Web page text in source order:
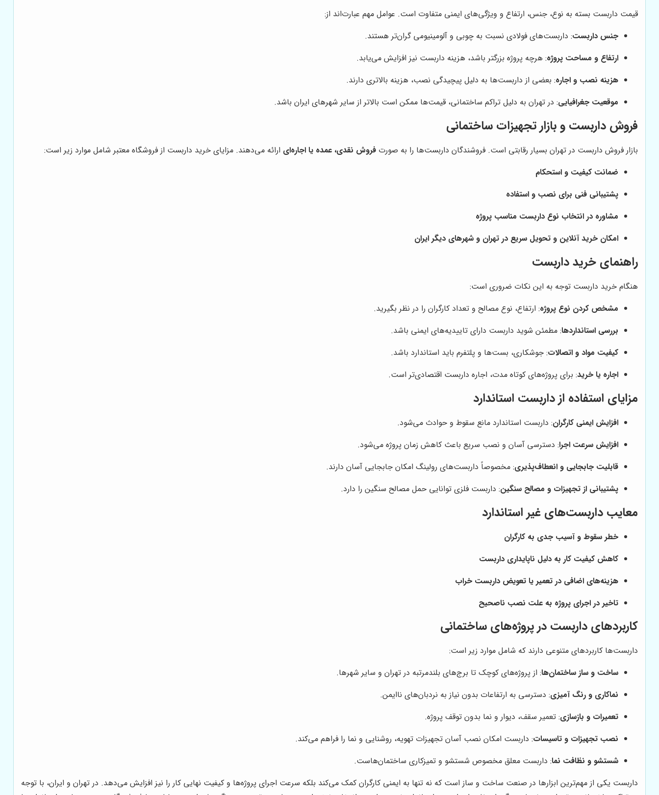
قیمت داربست بسته به نوع، جنس، ارتفاع و ویژگی‌های ایمنی متفاوت است. عوامل مهم عبارت‌اند از:
جنس داربست: داربست‌های فولادی نسبت به چوبی و آلومینیومی گران‌تر هستند.
ارتفاع و مساحت پروژه: هرچه پروژه بزرگتر باشد، هزینه داربست نیز افزایش می‌یابد.
هزینه نصب و اجاره: بعضی از داربست‌ها به دلیل پیچیدگی نصب، هزینه بالاتری دارند.
موقعیت جغرافیایی: در تهران به دلیل تراکم ساختمانی، قیمت‌ها ممکن است بالاتر از سایر شهرهای ایران باشد.
فروش داربست و بازار تجهیزات ساختمانی
بازار فروش داربست در تهران بسیار رقابتی است. فروشندگان داربست‌ها را به صورت فروش نقدی، عمده یا اجاره‌ای ارائه می‌دهند. مزایای خرید داربست از فروشگاه معتبر شامل موارد زیر است:
ضمانت کیفیت و استحکام
پشتیبانی فنی برای نصب و استفاده
مشاوره در انتخاب نوع داربست مناسب پروژه
امکان خرید آنلاین و تحویل سریع در تهران و شهرهای دیگر ایران
راهنمای خرید داربست
هنگام خرید داربست توجه به این نکات ضروری است:
مشخص کردن نوع پروژه: ارتفاع، نوع مصالح و تعداد کارگران را در نظر بگیرید.
بررسی استانداردها: مطمئن شوید داربست دارای تاییدیه‌های ایمنی باشد.
کیفیت مواد و اتصالات: جوشکاری، بست‌ها و پلتفرم باید استاندارد باشد.
اجاره یا خرید: برای پروژه‌های کوتاه مدت، اجاره داربست اقتصادی‌تر است.
مزایای استفاده از داربست استاندارد
افزایش ایمنی کارگران: داربست استاندارد مانع سقوط و حوادث می‌شود.
افزایش سرعت اجرا: دسترسی آسان و نصب سریع باعث کاهش زمان پروژه می‌شود.
قابلیت جابجایی و انعطاف‌پذیری: مخصوصاً داربست‌های رولینگ امکان جابجایی آسان دارند.
پشتیبانی از تجهیزات و مصالح سنگین: داربست فلزی توانایی حمل مصالح سنگین را دارد.
معایب داربست‌های غیر استاندارد
خطر سقوط و آسیب جدی به کارگران
کاهش کیفیت کار به دلیل ناپایداری داربست
هزینه‌های اضافی در تعمیر یا تعویض داربست خراب
تاخیر در اجرای پروژه به علت نصب ناصحیح
کاربردهای داربست در پروژه‌های ساختمانی
داربست‌ها کاربردهای متنوعی دارند که شامل موارد زیر است:
ساخت و ساز ساختمان‌ها: از پروژه‌های کوچک تا برج‌های بلندمرتبه در تهران و سایر شهرها.
نماکاری و رنگ آمیزی: دسترسی به ارتفاعات بدون نیاز به نردبان‌های ناایمن.
تعمیرات و بازسازی: تعمیر سقف، دیوار و نما بدون توقف پروژه.
نصب تجهیزات و تاسیسات: داربست امکان نصب آسان تجهیزات تهویه، روشنایی و نما را فراهم می‌کند.
شستشو و نظافت نما: داربست معلق مخصوص شستشو و تمیزکاری ساختمان‌هاست.
داربست یکی از مهم‌ترین ابزارها در صنعت ساخت و ساز است که نه تنها به ایمنی کارگران کمک می‌کند بلکه سرعت اجرای پروژه‌ها و کیفیت نهایی کار را نیز افزایش می‌دهد. در تهران و ایران، با توجه